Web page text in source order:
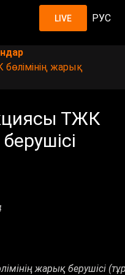
LIVE РУС
бөлімінің жарық
ТЖК
жарық берушісі